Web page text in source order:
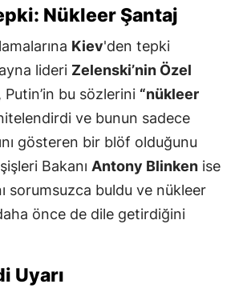
Nükleer Şantaj
Kiev'den tepki
lideri Zelenski’nin Özel
, Putin’in bu sözlerini “nükleer
ve bunun sadece
gösteren bir blöf olduğunu
Bakanı Antony Blinken ise
sorumsuzca buldu ve nükleer
önce de dile getirdiğini
Uyarı